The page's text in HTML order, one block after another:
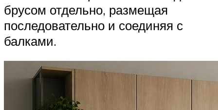
брусом отдельно, размещая
последовательно и соединяя с
балками.